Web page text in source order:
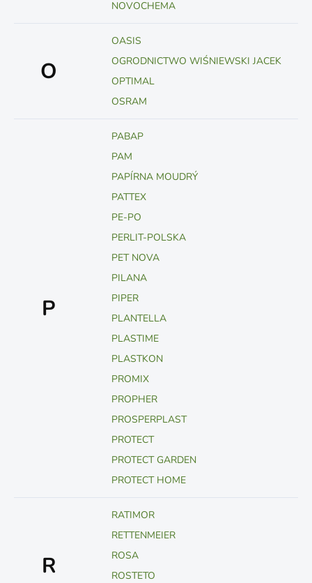
NOVOCHEMA
O
OASIS
OGRODNICTWO WIŚNIEWSKI JACEK
OPTIMAL
OSRAM
P
PABAP
PAM
PAPÍRNA MOUDRÝ
PATTEX
PE-PO
PERLIT-POLSKA
PET NOVA
PILANA
PIPER
PLANTELLA
PLASTIME
PLASTKON
PROMIX
PROPHER
PROSPERPLAST
PROTECT
PROTECT GARDEN
PROTECT HOME
R
RATIMOR
RETTENMEIER
ROSA
ROSTETO